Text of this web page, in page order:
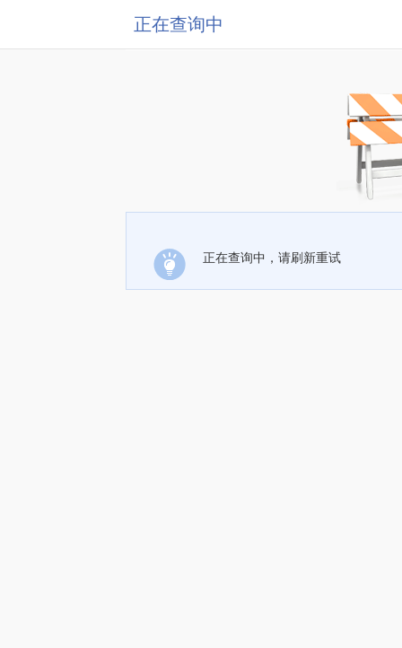
正在查询中
正在查询中，请刷新重试